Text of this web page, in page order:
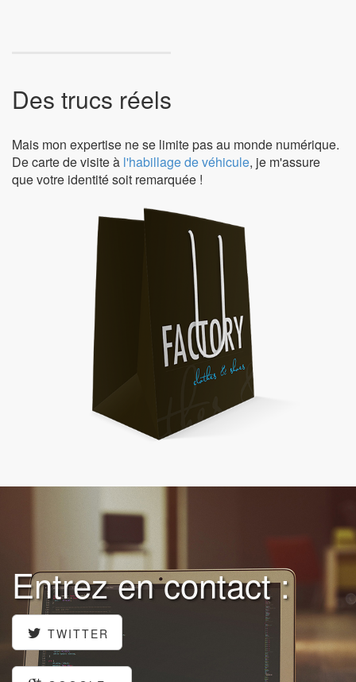
Des trucs réels
Mais mon expertise ne se limite pas au monde numérique.
De carte de visite à l'habillage de véhicule, je m'assure
que votre identité soit remarquée !
Entrez en contact :
TWITTER